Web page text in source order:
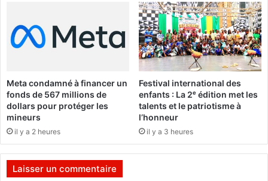
b
t
t
e
m
n
s
n
t
u
b
Meta condamné à financer un
fonds de 567 millions de
dollars pour protéger les
mineurs
il y a 2 heures
Festival international des
enfants : La 2ᵉ édition met les
talents et le patriotisme à
l’honneur
il y a 3 heures
Laisser un commentaire